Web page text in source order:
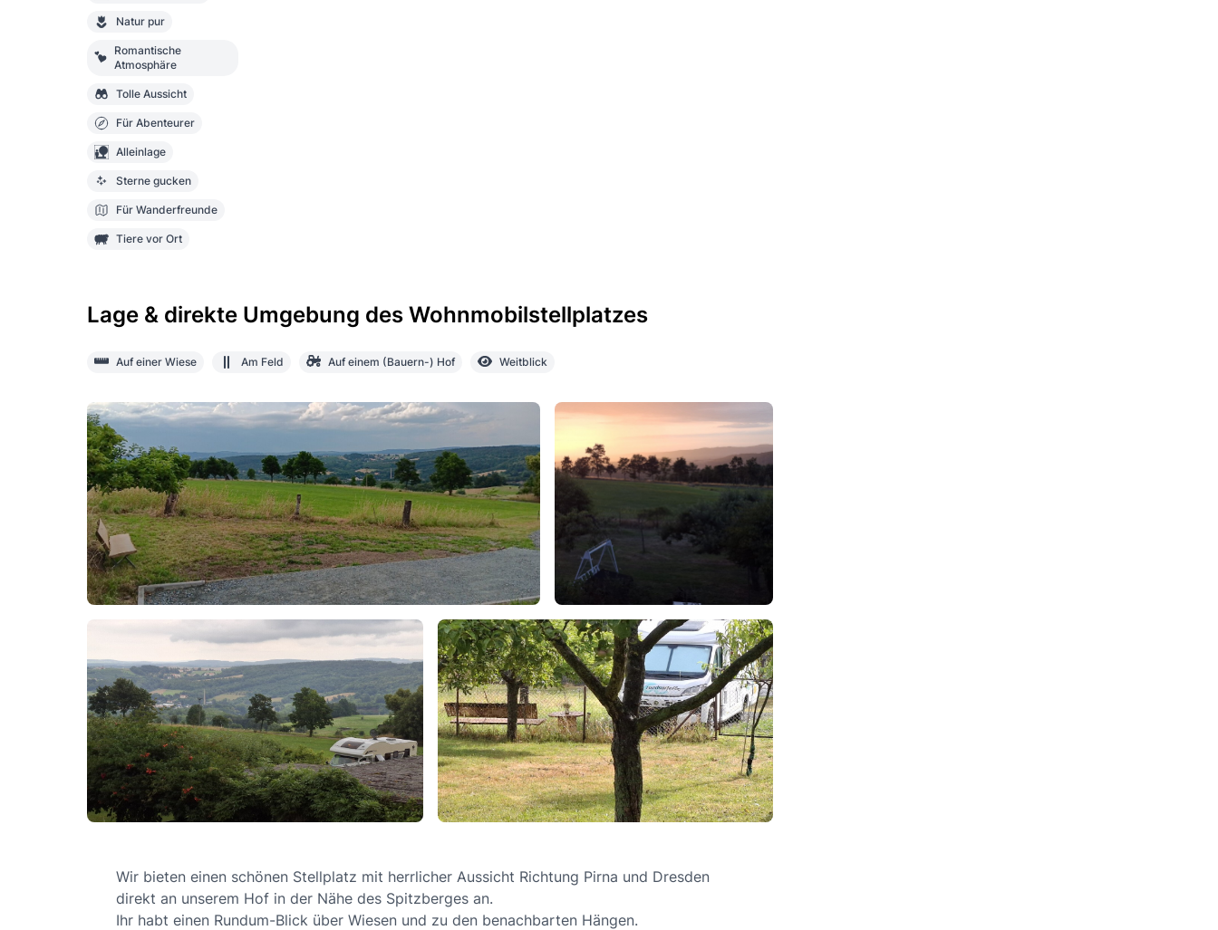
Natur pur
Romantische
Atmosphäre
Tolle Aussicht
Für Abenteurer
Alleinlage
Sterne gucken
Für Wanderfreunde
Tiere vor Ort
Lage & direkte Umgebung des Wohnmobilstellplatzes
Auf einer Wiese Am Feld Auf einem (Bauern-) Hof Weitblick
Wir bieten einen schönen Stellplatz mit herrlicher Aussicht Richtung Pirna und Dresden
direkt an unserem Hof in der Nähe des Spitzberges an.
Ihr habt einen Rundum-Blick über Wiesen und zu den benachbarten Hängen.